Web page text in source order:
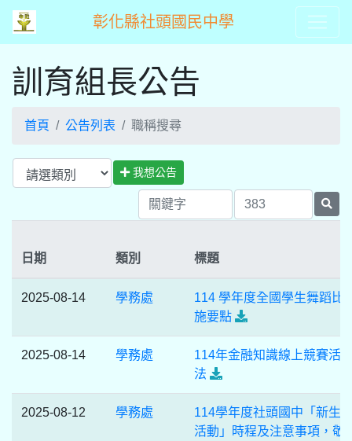
彰化縣社頭國民中學
訓育組長公告
首頁 公告列表 職稱搜尋
我想公告
日期 類別 標題
2025-08-14 學務處
114 學年度全國學生舞蹈比
施要點
2025-08-14 學務處
114年金融知識線上競賽活
法
2025-08-12 學務處
114學年度社頭國中「新生
活動」時程及注意事項，敬